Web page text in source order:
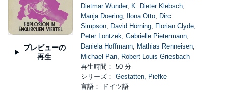
プレビューの
再生
Dietmar Wunder, K. Dieter Klebsch,
Manja Doering, Ilona Otto, Dirc
Simpson, David Hörning, Florian Clyde,
Peter Lontzek, Gabrielle Pietermann,
Daniela Hoffmann, Mathias Renneisen,
Michael Pan, Robert Louis Griesbach
再生時間： 50 分
シリーズ： Gestatten, Piefke
言語： ドイツ語